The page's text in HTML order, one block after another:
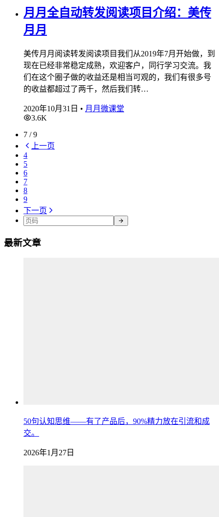
月月全自动转发阅读项目介绍：美传
月月
美传月月阅读转发阅读项目我们从2019年7月开始做，到
现在已经非常稳定成熟，欢迎客户，同行学习交流。我
们在这个圈子做的收益还是相当可观的，我们有很多号
的收益都超过了两千，然后我们转…
2020年10月31日 • 月月微课堂
3.6K
7 / 9
上一页
4
5
6
7
8
9
下一页
最新文章
50句认知思维——有了产品后，90%精力放在引流和成
交。
2026年1月27日